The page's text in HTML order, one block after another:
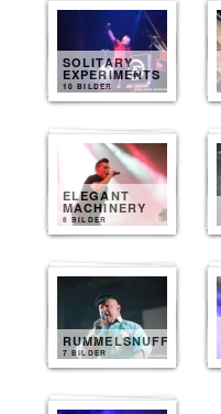
SOLITARY
EXPERIMENTS
10 BILDER
ELEGANT
MACHINERY
8 BILDER
RUMMELSNUFF
7 BILDER